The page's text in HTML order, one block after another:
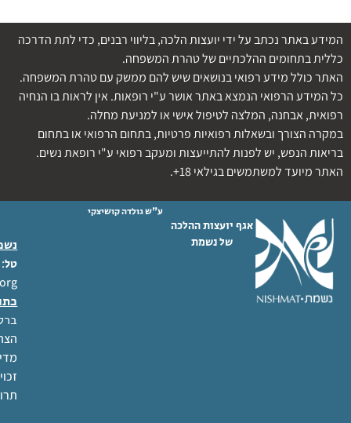
המידע באתר נכתב על ידי יועצות הלכה, בליווי רבנים, כדי לתת הדרכה
כללית בתחומים ההלכתיים של טהרת המשפחה.
האתר כולל מידע רפואי בנושאים שיש להם ממשק עם טהרת המשפחה.
כל המידע הרפואי הנמצא באתר אושר ע"י רופאות. אין לראות בו הנחיה
רפואית, אבחנה, המלצה לטיפול אישי או למניעת מחלה.
במקרה הצורך ובשאלות רפואיות פרטיות, בתחום הרפואי או בתחום
בריאות הנפש, יש לפנות להתייעצות ומעקב רפואי ע"י רופאת נשים.
האתר מיועד למשתמשים בגילאי 18+.
אגף יועצות ההלכה
של נשמת
ע"ש גולדה קושיצקי
טל: 02-6404333
ברל